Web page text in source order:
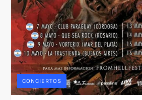
CONCIERTOS